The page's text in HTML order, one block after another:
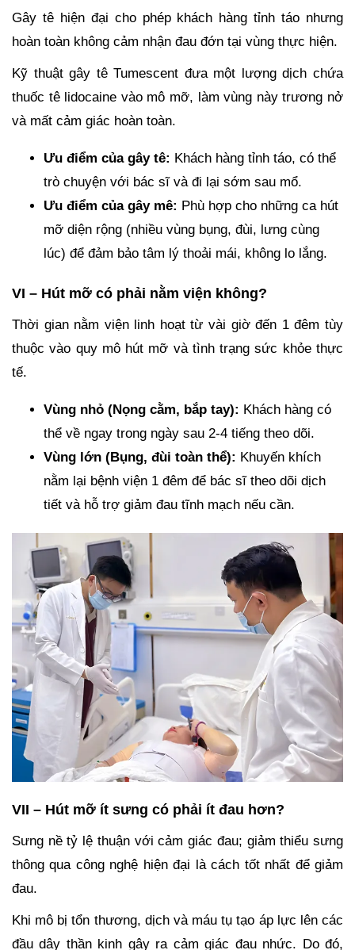
Gây tê hiện đại cho phép khách hàng tỉnh táo nhưng
hoàn toàn không cảm nhận đau đớn tại vùng thực hiện.
Kỹ thuật gây tê Tumescent đưa một lượng dịch chứa
thuốc tê lidocaine vào mô mỡ, làm vùng này trương nở
và mất cảm giác hoàn toàn.
Ưu điểm của gây tê: Khách hàng tỉnh táo, có thể
trò chuyện với bác sĩ và đi lại sớm sau mổ.
Ưu điểm của gây mê: Phù hợp cho những ca hút
mỡ diện rộng (nhiều vùng bụng, đùi, lưng cùng
lúc) để đảm bảo tâm lý thoải mái, không lo lắng.
VI – Hút mỡ có phải nằm viện không?
Thời gian nằm viện linh hoạt từ vài giờ đến 1 đêm tùy
thuộc vào quy mô hút mỡ và tình trạng sức khỏe thực
tế.
Vùng nhỏ (Nọng cằm, bắp tay): Khách hàng có
thể về ngay trong ngày sau 2-4 tiếng theo dõi.
Vùng lớn (Bụng, đùi toàn thể): Khuyến khích
nằm lại bệnh viện 1 đêm để bác sĩ theo dõi dịch
tiết và hỗ trợ giảm đau tĩnh mạch nếu cần.
VII – Hút mỡ ít sưng có phải ít đau hơn?
Sưng nề tỷ lệ thuận với cảm giác đau; giảm thiểu sưng
thông qua công nghệ hiện đại là cách tốt nhất để giảm
đau.
Khi mô bị tổn thương, dịch và máu tụ tạo áp lực lên các
đầu dây thần kinh gây ra cảm giác đau nhức. Do đó,